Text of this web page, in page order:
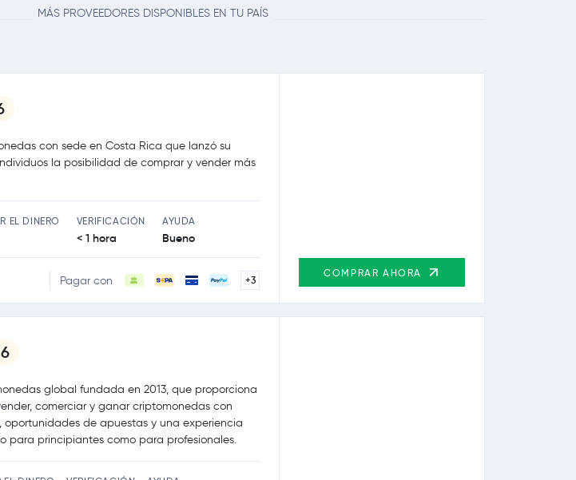
MÁS PROVEEDORES DISPONIBLES EN TU PAÍS
con sede en Costa Rica que lanzó su
la posibilidad de comprar y vender más
EL DINERO VERIFICACIÓN
< 1 hora
AYUDA
Bueno
Pagar con +3
COMPRAR AHORA
global fundada en 2013, que proporciona
comerciar y ganar criptomonedas con
de apuestas y una experiencia
para principiantes como para profesionales.